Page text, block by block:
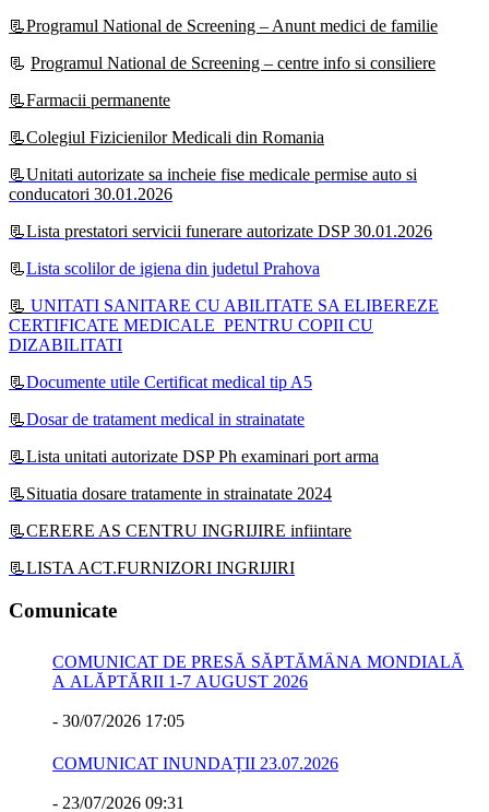
📃Programul National de Screening – Anunt medici de familie
📃 Programul National de Screening – centre info si consiliere
📃Farmacii permanente
📃Colegiul Fizicienilor Medicali din Romania
📃Unitati autorizate sa incheie fise medicale permise auto si
conducatori 30.01.2026
📃Lista prestatori servicii funerare autorizate DSP 30.01.2026
📃Lista scolilor de igiena din judetul Prahova
📃 UNITATI SANITARE CU ABILITATE SA ELIBEREZE
CERTIFICATE MEDICALE PENTRU COPII CU
DIZABILITATI
📃Documente utile Certificat medical tip A5
📃Dosar de tratament medical in strainatate
📃Lista unitati autorizate DSP Ph examinari port arma
📃Situatia dosare tratamente in strainatate 2024
📃CERERE AS CENTRU INGRIJIRE infiintare
📃LISTA ACT.FURNIZORI INGRIJIRI
Comunicate
COMUNICAT DE PRESĂ SĂPTĂMÂNA MONDIALĂ
A ALĂPTĂRII 1-7 AUGUST 2026
- 30/07/2026 17:05
COMUNICAT INUNDAȚII 23.07.2026
- 23/07/2026 09:31